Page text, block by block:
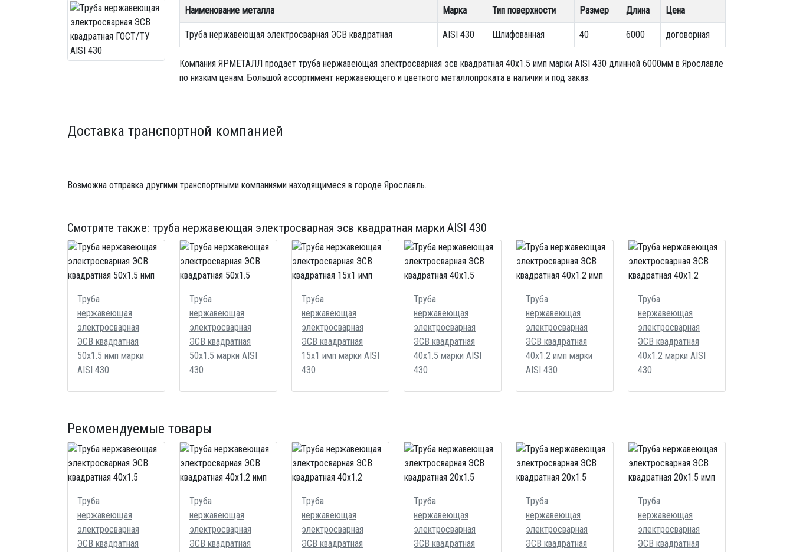
Наименование металла Марка Тип поверхности Размер Длина Цена
Труба нержавеющая электросварная ЭСВ квадратная AISI 430 Шлифованная 40 6000 договорная
Компания ЯРМЕТАЛЛ продает труба нержавеющая электросварная эсв квадратная 40х1.5 имп марки AISI 430 длинной 6000мм в Ярославле
по низким ценам. Большой ассортимент нержавеющего и цветного металлопроката в наличии и под заказ.
Доставка транспортной компанией
Возможна отправка другими транспортными компаниями находящимеся в городе Ярославль.
Смотрите также: труба нержавеющая электросварная эсв квадратная марки AISI 430
Труба
нержавеющая
электросварная
ЭСВ квадратная
50х1.5 имп марки
AISI 430
Труба
нержавеющая
электросварная
ЭСВ квадратная
50х1.5 марки AISI
430
Труба
нержавеющая
электросварная
ЭСВ квадратная
15х1 имп марки AISI
430
Труба
нержавеющая
электросварная
ЭСВ квадратная
40х1.5 марки AISI
430
Труба
нержавеющая
электросварная
ЭСВ квадратная
40х1.2 имп марки
AISI 430
Труба
нержавеющая
электросварная
ЭСВ квадратная
40х1.2 марки AISI
430
Рекомендуемые товары
Труба
нержавеющая
электросварная
ЭСВ квадратная
Труба
нержавеющая
электросварная
ЭСВ квадратная
Труба
нержавеющая
электросварная
ЭСВ квадратная
Труба
нержавеющая
электросварная
ЭСВ квадратная
Труба
нержавеющая
электросварная
ЭСВ квадратная
Труба
нержавеющая
электросварная
ЭСВ квадратная